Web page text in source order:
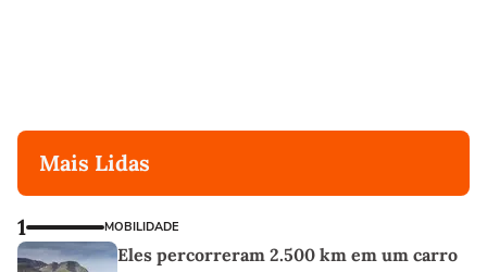
Mais Lidas
1 MOBILIDADE
Eles percorreram 2.500 km em um carro